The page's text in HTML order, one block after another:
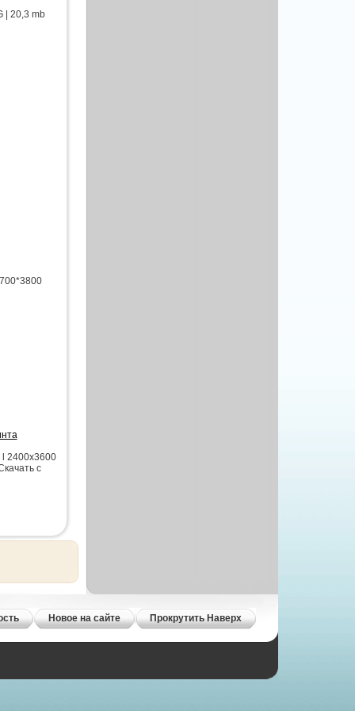
| 20,3 mb
l 2400x3600
с
Новое на сайте Прокрутить Наверх